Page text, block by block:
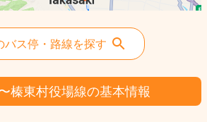
バス停・路線を探す
榛東村役場線の基本情報